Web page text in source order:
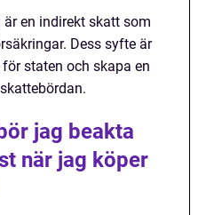
en indirekt skatt som
Dess syfte är
staten och skapa en
jag beakta
när jag köper